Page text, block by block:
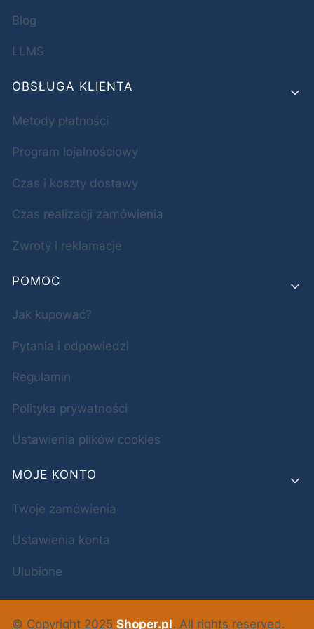
Blog
LLMS
OBSŁUGA KLIENTA
Metody płatności
Program lojalnościowy
Czas i koszty dostawy
Czas realizacji zamówienia
Zwroty i reklamacje
POMOC
Jak kupować?
Pytania i odpowiedzi
Regulamin
Polityka prywatności
Ustawienia plików cookies
MOJE KONTO
Twoje zamówienia
Ustawienia konta
Ulubione
© Copyright 2025 Shoper.pl. All rights reserved.